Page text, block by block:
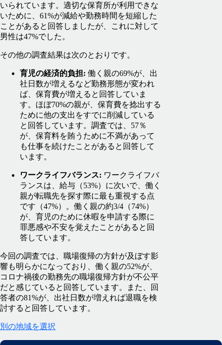
いられています。適切な保育所が利用できな
いために、61%が減給や勤務時間を短縮した
ことがあると回答しましたが、これに対して
男性は47%でした。
その他の調査結果は次のとおりです。
育児の経済的負担: 働く親の69%が、出
社日数が増えるなど勤務形態が変われ
ば、保育費が増えると回答していま
す。ほぼ70%の親が、保育費を捻出する
ために他の支出をすでに削減している
と回答しています。調査では、57％
が、保育料を賄うために不満があって
も仕事を続けたことがあると回答して
います。
ワークライフバランス: ワークライフバ
ランスは、給与（53%）に次いで、働く
親が転職先を探す際に最も重視する点
です（47%）。働く親の約3/4（74%）
が、育児のために休暇を申請する際に
罪悪感や不安を覚えたことがあると回
答しています。
今回の調査では、職場復帰の方針が及ぼす影
響も明らかになっており、働く親の52%が、
コロナ禍後の勤務先の職場復帰方針が不公平
だと感じていると回答しています。また、回
答者の81%が、出社日数が増えれば退職を検
討すると回答しています。
別の地域を選択